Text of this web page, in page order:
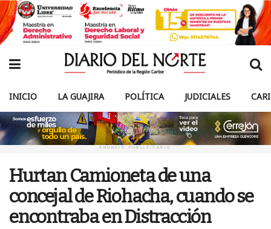
INICIO LA GUAJIRA POLÍTICA JUDICIALES
ANUNCIO PUBLICITARIO
Hurtan Camioneta de una
concejal de Riohacha, cuando se
encontraba en Distracción